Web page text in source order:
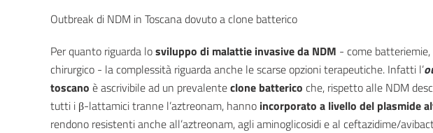
Outbreak di NDM in Toscana dovuto a clone batterico
Per quanto riguarda losviluppo di malattie invasive da NDM - come
chirurgico - la complessità riguarda anche le scarse opzioni terapeutiche. Infatti l’
toscano è ascrivibile ad un prevalenteclone batterico che, rispetto alle NDM
tutti i β-lattamici tranne l’aztreonam, hanno incorporato a livello del plasmide
rendono resistenti anche all’aztreonam, agli aminoglicosidi e al ceftazidime/